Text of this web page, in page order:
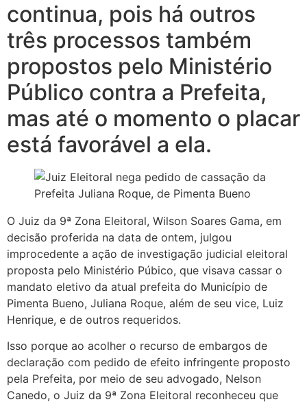
continua, pois há outros
três processos também
propostos pelo Ministério
Público contra a Prefeita,
mas até o momento o placar
está favorável a ela.
O Juiz da 9ª Zona Eleitoral, Wilson Soares Gama, em
decisão proferida na data de ontem, julgou
improcedente a ação de investigação judicial eleitoral
proposta pelo Ministério Púbico, que visava cassar o
mandato eletivo da atual prefeita do Município de
Pimenta Bueno, Juliana Roque, além de seu vice, Luiz
Henrique, e de outros requeridos.
Isso porque ao acolher o recurso de embargos de
declaração com pedido de efeito infringente proposto
pela Prefeita, por meio de seu advogado, Nelson
Canedo, o Juiz da 9ª Zona Eleitoral reconheceu que